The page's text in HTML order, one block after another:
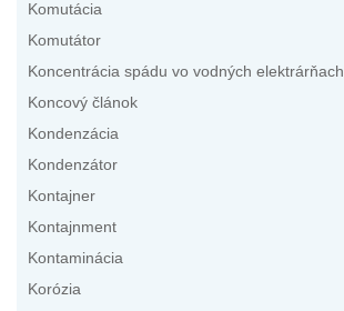
Komutácia
Komutátor
Koncentrácia spádu vo vodných elektrárňach
Koncový článok
Kondenzácia
Kondenzátor
Kontajner
Kontajnment
Kontaminácia
Korózia